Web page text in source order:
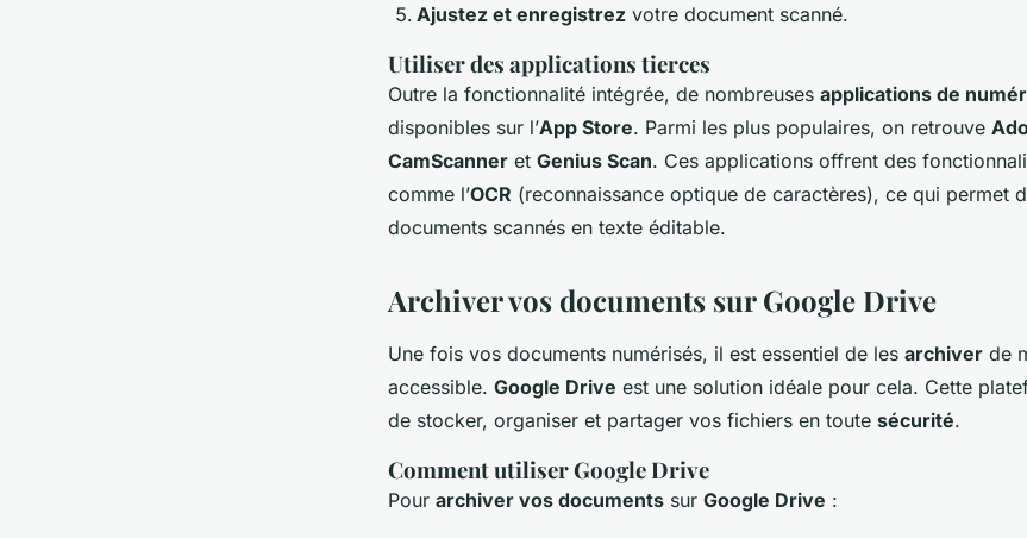
Ajustez et enregistrez votre document scanné.
Utiliser des applications tierces
Outre la fonctionnalité intégrée, de nombreuses applications de
disponibles sur l’App Store. Parmi les plus populaires, on retrouve
CamScanner et Genius Scan. Ces applications offrent des
comme l’OCR (reconnaissance optique de caractères), ce qui permet
documents scannés en texte éditable.
Archiver vos documents sur Google Drive
Une fois vos documents numérisés, il est essentiel de les archiver de
accessible. Google Drive est une solution idéale pour cela. Cette
de stocker, organiser et partager vos fichiers en toute sécurité.
Comment utiliser Google Drive
Pour archiver vos documents sur Google Drive :